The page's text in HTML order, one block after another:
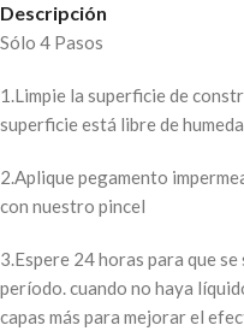
Descripción
Sólo 4 Pasos
1.Limpie la superficie de
superficie está libre de
2.Aplique pegamento
con nuestro pincel
3.Espere 24 horas para que
período. cuando no haya
capas más para mejorar el